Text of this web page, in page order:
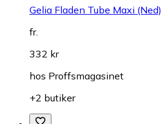
Gelia Fladen Tube Maxi (Ned)
fr.
332 kr
hos Proffsmagasinet
+2 butiker